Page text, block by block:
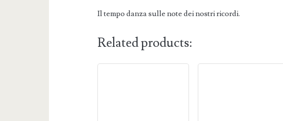
Il tempo danza sulle note dei nostri ricordi.
Related products: